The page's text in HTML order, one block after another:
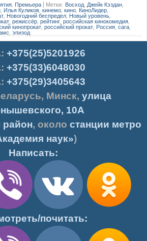
Премьера Метки: Восход Джейк Кэздан
Илья Куликов кинемо кино КиноЛидер
Новогодний беспредел Новый уровень
режиссёр рейтинг, российская кинокомедия
кинопрокат российский прокат Россия сага
эпизод
: +375(25)5201926
+375(33)6048030
+375(29)3405643
, Минск, улица
10А
район, около станции метро
наук»)
Написать:
почитать: